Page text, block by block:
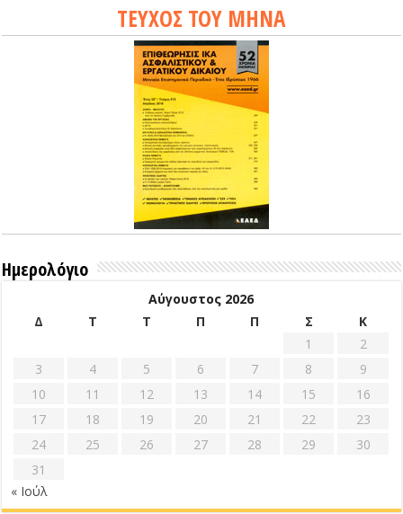
ΤΕΥΧΟΣ ΤΟΥ ΜΗΝΑ
Ημερολόγιο
Αύγουστος 2026
Δ
Τ Τ Π Π Σ
Κ
1
2
3
4 5 6 7 8
9
10
11 12 13 14 15
16
17
18 19 20 21 22
23
24
25 26 27 28 29
30
31
« Ιούλ